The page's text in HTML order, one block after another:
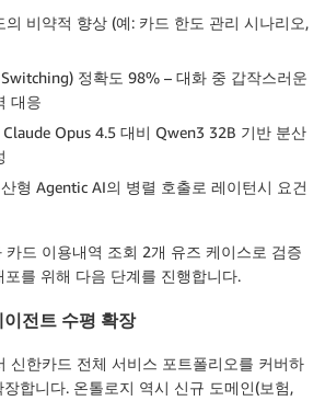
의 비약적 향상 (예: 카드 한도 관리 시나리오,
정확도 98% – 대화 중 갑작스러운
대응
Opus 4.5 대비 Qwen3 32B 기반 분산
형 Agentic AI의 병렬 호출로 레이턴시 요건
카드 이용내역 조회 2개 유즈 케이스로 검증
를 위해 다음 단계를 진행합니다.
전트 수평 확장
신한카드 전체 서비스 포트폴리오를 커버하
합니다. 온톨로지 역시 신규 도메인(보험,